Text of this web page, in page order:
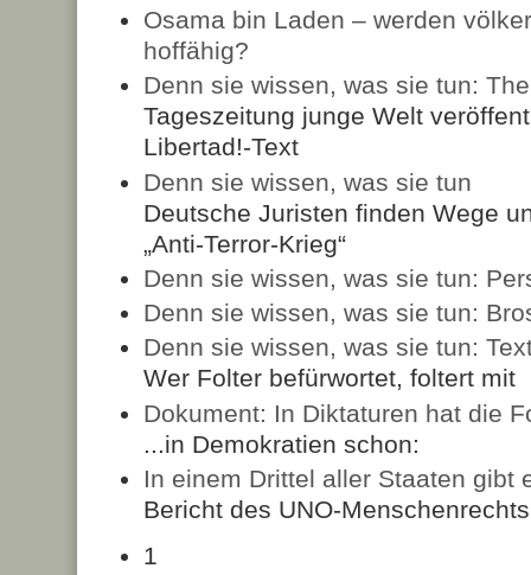
Osama bin Laden – werden
hoffähig?
Denn sie wissen, was sie tun:
Tageszeitung junge Welt
Libertad!-Text
Denn sie wissen, was sie tun
Deutsche Juristen finden Wege
„Anti-Terror-Krieg“
Denn sie wissen, was sie tun:
Denn sie wissen, was sie tun:
Denn sie wissen, was sie tun:
Wer Folter befürwortet, foltert mit
Dokument: In Diktaturen hat die
...in Demokratien schon:
In einem Drittel aller Staaten gibt
Bericht des UNO-
1